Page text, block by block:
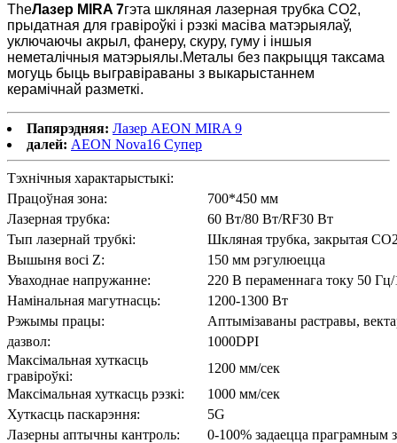
TheЛазер MIRA 7гэта шкляная лазерная трубка CO2,
прыдатная для гравіроўкі і рэзкі масіва матэрыялаў,
уключаючы акрыл, фанеру, скуру, гуму і іншыя
неметалічныя матэрыялы.Металы без пакрыцця таксама
могуць быць выгравіраваны з выкарыстаннем
керамічнай разметкі.
Папярэдняя: Лазер AEON MIRA 9
далей: AEON Nova16 Супер
Тэхнічныя характарыстыкі:
Працоўная зона:
700*450 мм
Лазерная трубка:
60 Вт/80 Вт/RF30 Вт
Тып лазернай трубкі:
Шкляная трубка, закрытая
Вышыня восі Z:
150 мм рэгулюецца
Уваходнае напружанне:
220 В пераменнага току 50
Намінальная магутнасць:
1200-1300 Вт
Рэжымы працы:
Аптымізаваны растравы,
дазвол:
1000DPI
Максімальная хуткасць
гравіроўкі:
1200 мм/сек
Максімальная хуткасць рэзкі:
1000 мм/сек
Хуткасць паскарэння:
5G
Лазерны аптычны кантроль:
0-100% задаецца праграмным